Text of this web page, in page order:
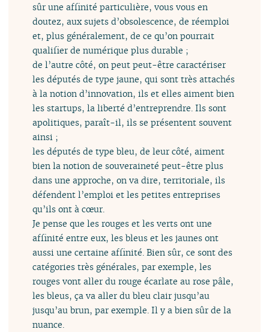
sûr une affinité particulière, vous vous en
doutez, aux sujets d’obsolescence, de réemploi
et, plus généralement, de ce qu’on pourrait
qualifier de numérique plus durable ;
de l’autre côté, on peut peut-être caractériser
les députés de type jaune, qui sont très attachés
à la notion d’innovation, ils et elles aiment bien
les startups, la liberté d’entreprendre. Ils sont
apolitiques, paraît-il, ils se présentent souvent
ainsi ;
les députés de type bleu, de leur côté, aiment
bien la notion de souveraineté peut-être plus
dans une approche, on va dire, territoriale, ils
défendent l’emploi et les petites entreprises
qu’ils ont à cœur.
Je pense que les rouges et les verts ont une
affinité entre eux, les bleus et les jaunes ont
aussi une certaine affinité. Bien sûr, ce sont des
catégories très générales, par exemple, les
rouges vont aller du rouge écarlate au rose pâle,
les bleus, ça va aller du bleu clair jusqu’au
jusqu’au brun, par exemple. Il y a bien sûr de la
nuance.